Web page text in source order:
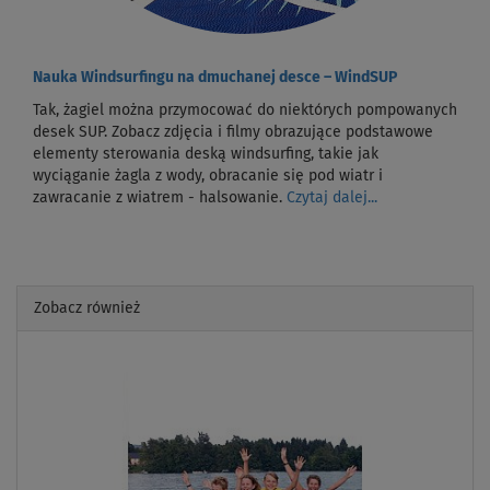
Nauka Windsurfingu na dmuchanej desce – WindSUP
Tak, żagiel można przymocować do niektórych pompowanych
desek SUP. Zobacz zdjęcia i filmy obrazujące podstawowe
elementy sterowania deską windsurfing, takie jak
wyciąganie żagla z wody, obracanie się pod wiatr i
zawracanie z wiatrem - halsowanie. Czytaj dalej...
Zobacz również